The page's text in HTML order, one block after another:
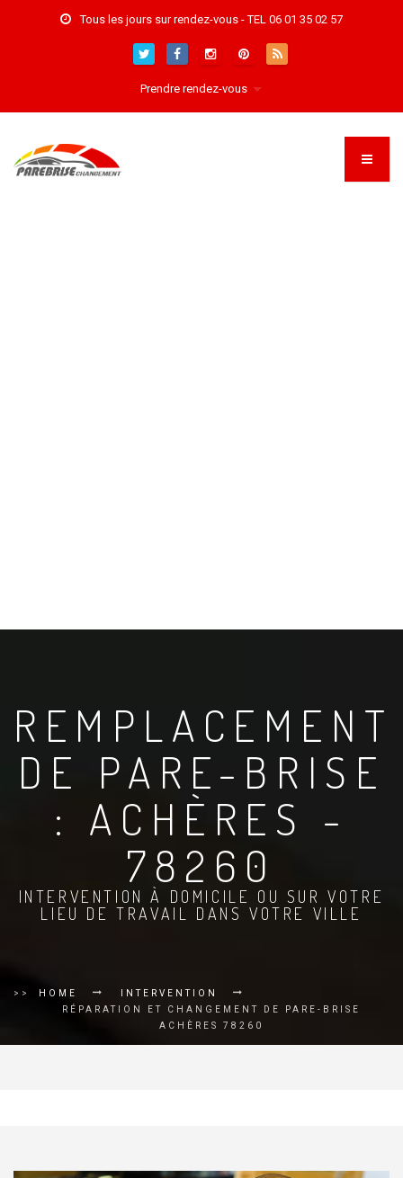
Tous les jours sur rendez-vous - TEL 06 01 35 02 57
Prendre rendez-vous
REMPLACEMENT
DE PARE-BRISE
: ACHÈRES -
78260
INTERVENTION À DOMICILE OU SUR VOTRE
LIEU DE TRAVAIL DANS VOTRE VILLE
>> HOME
INTERVENTION
RÉPARATION ET CHANGEMENT DE PARE-BRISE
ACHÈRES 78260